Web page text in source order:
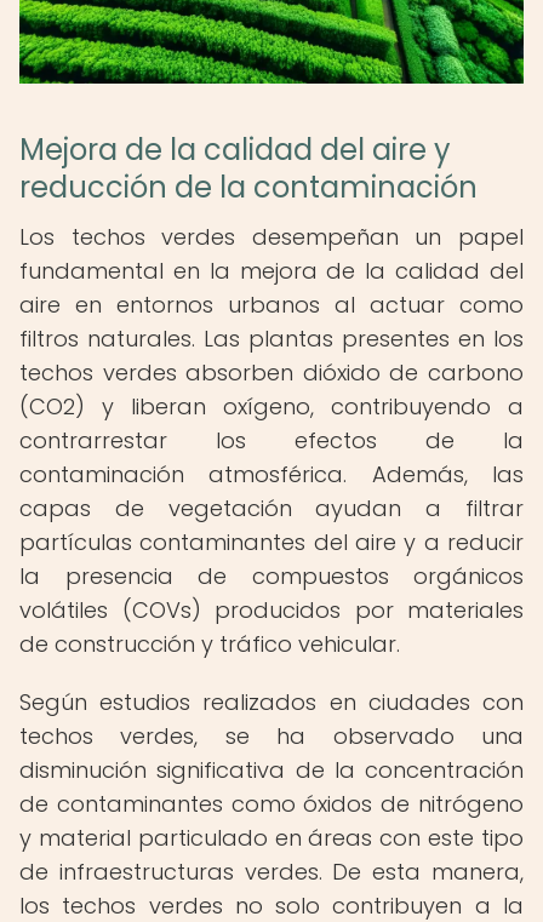
Mejora de la calidad del aire y
reducción de la contaminación
Los techos verdes desempeñan un papel
fundamental en la mejora de la calidad del
aire en entornos urbanos al actuar como
filtros naturales. Las plantas presentes en los
techos verdes absorben dióxido de carbono
(CO2) y liberan oxígeno, contribuyendo a
contrarrestar los efectos de la
contaminación atmosférica. Además, las
capas de vegetación ayudan a filtrar
partículas contaminantes del aire y a reducir
la presencia de compuestos orgánicos
volátiles (COVs) producidos por materiales
de construcción y tráfico vehicular.
Según estudios realizados en ciudades con
techos verdes, se ha observado una
disminución significativa de la concentración
de contaminantes como óxidos de nitrógeno
y material particulado en áreas con este tipo
de infraestructuras verdes. De esta manera,
los techos verdes no solo contribuyen a la